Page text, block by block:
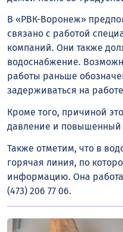
В «РВК-Воронеж»
связано с работой
компаний. Они также
водоснабжение.
работы раньше
задерживаться на
Кроме того, причиной
давление и повышенный
Также отметим, что в
горячая линия, по
информацию. Она
(473) 206 77 06.